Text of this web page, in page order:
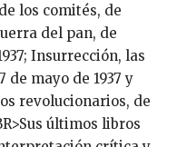
los comités, de
del pan, de
Insurrección, las
mayo de 1937 y
revolucionarios, de
últimos libros